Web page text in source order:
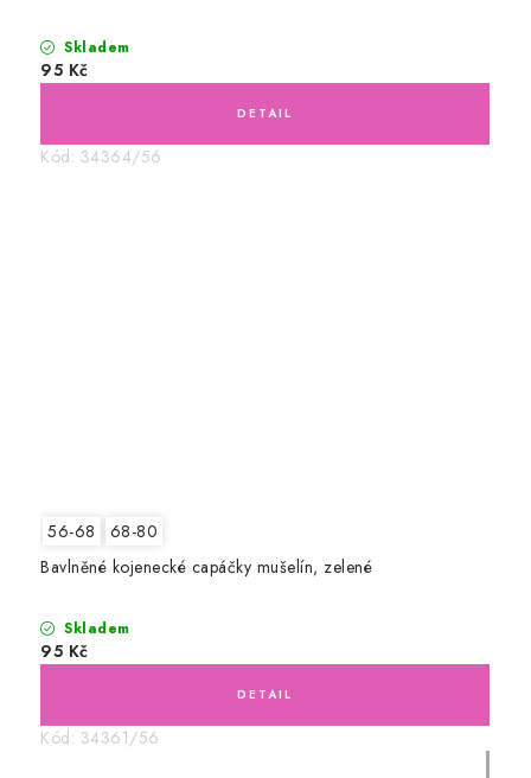
Skladem
95 Kč
Kód: 34364/56
56-68
68-80
Bavlněné kojenecké capáčky mušelín, zelené
Skladem
95 Kč
Kód: 34361/56